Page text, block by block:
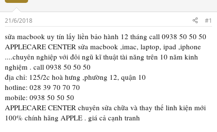
ả
g
21/6/2018 #1
sửa macbook uy tín lấy liền bảo hành 12 tháng call 0938 50 50 50
APPLECARE CENTER sửa macbook ,imac, laptop, ipad ,iphone
....chuyên nghiệp với đôi ngũ kĩ thuật tài năng trên 10 năm kinh
nghiệm . call 0938 50 50 50
địa chỉ: 125/2c hoà hưng ,phường 12, quận 10
hotline: 028 39 70 70 70
mobile: 0938 50 50 50
APPLECARE CENTER chuyên sửa chữa và thay thế linh kiện mới
100% chính hãng APPLE . giá cả cạnh tranh